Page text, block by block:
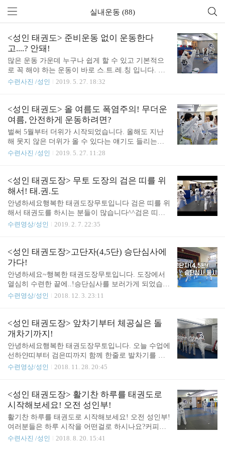
실내운동 (88)
<성인 태권도> 준비운동 없이 운동한다
고....? 안돼!
많은 운동 가운데 누구나 쉽게 할 수 있고 기본적으
로 꼭 해야 하는 운동이 바로 스.트.레.칭 입니다. 하
지만 많은 분들이 운동 전/후의 스트레칭을 생략한
씀드리겠습니다. 스트레칭(Stretching) 이란? 스트레
칭은 신체 부위의 근육이나, 건, 인대 등을 늘여주는
(신전시키는) 운동으로 관절의 가동범위 증가, 유연
성 유지 및 향상, 상해 예방 등의 도움이 된다. 스트레
칭의 일반적인 원리는 근육의 길이를 확장하여 자연
상태보다 근육을 늘여주는 것이며, 유연성의 향상을
야 한다. 스트레칭의 효과는 건의 길이가 늘어남에
따라서 장력이 변하는 것과 관련된 것으..
수련사진 /성인 2019. 5. 27. 18:32
<성인 태권도> 올 여름도 폭염주의! 무더운
여름, 안전하게 운동하려면?
벌써 5월부터 더위가 시작되었습니다. 올해도 지난
해 못지 않은 더위가 올 수 있다는 얘기도 들리는데
요... 더운 날씨에는 몸과 마음이 지치기 쉽습니다. 더
건강까지 잃기도 합니다. 이처럼 찌는 듯한 더위로
건강을 잃기 쉬울 때 건강 유지를 위해 가장 좋은 방
법이 바로 ‘운동’ 입니다. 운동은 외부환경에 대한 적
응력을 키워주고 활력을 회복시켜 주기 때문에 여름
철 더위로 지친 몸과 마음은 물론 입맛을 찾아주는데
있어 운동만한 것은 없습니다. 그러나 더운 여름 무
로 여름철 운동 시 주의사항을 숙지할 필요가 있습니
다. 여름철 바람직한 운동 가이드 1. 충분한 수분 섭..
수련사진 /성인 2019. 5. 27. 11:28
<성인 태권도장> 무토 도장의 검은 띠를 위
해서! 태.권.도
안녕하세요행복한 태권도장무토입니다 검은 띠를 위
해서 태권도를 하시는 분들이 많습니다^^검은 띠라
는 목표 덕분에 꾸준히 운동하시는 분들도 많습니다.
수련영상/성인 2019. 2. 7. 22:35
<성인 태권도장>고단자(4,5단) 승단심사에
가다!
안녕하세요~행복한 태권도장무토입니다. 도장에서
열심히 수련한 끝에..!승단심사를 보러가게 되었습니
다. 4,5단 심사는 필기시험 부터해서 기본동작/기본
치 않죠? 승단심사 준비하면서 정말 고생많으셨는데
요.고생한만큼 큰 실수없이 심사를 마쳐서 다행입니
다.^^ 준비하느라 정말 고생많으셨고,좋은 결과 나왔
으면 좋겠습니다.~~ 승단심사날 심사장은 어땠는 지
영상으로 볼까요?
수련영상/성인 2018. 12. 3. 23:11
<성인 태권도장> 앞차기부터 체공실은 돌
개차기까지!
안녕하세요행복한 태권도장무토입니다. 오늘 수업에
선하얀띠부터 검은띠까지 함께 한줄로 발차기를 차
보았습니다. 보통 검은 띠는 따로 그룹지어 난이도
부터는 난이도 있게!검은 띠는 더 빠르고 강하게! 빠
르고 강하게 차는 만큼 스트레스도 한방에 날리는 모
습입니다~
수련영상/성인 2018. 11. 28. 20:45
<성인 태권도장> 활기찬 하루를 태권도로
시작해보세요! 오전 성인부!
활기찬 하루를 태권도로 시작해보세요! 오전 성인부!
여러분들은 하루 시작을 어떤걸로 하시나요?커피로
시작하시는분~조깅으로 시작하시는분~여기 아침부
수련사진 /성인 2018. 8. 20. 15:41